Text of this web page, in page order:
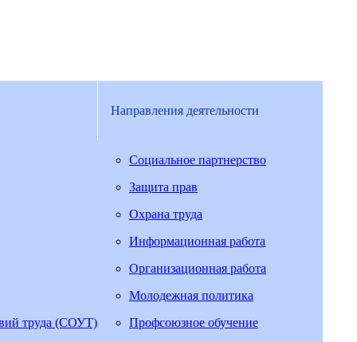
труда (СОУТ)
Направления деятельности
Социальное партнерство
Защита прав
Охрана труда
Информационная работа
Организационная работа
Молодежная политика
Профсоюзное обучение